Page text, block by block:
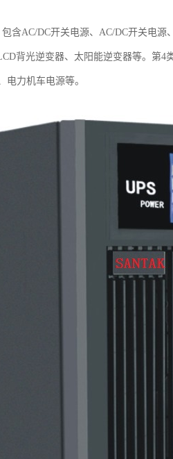
含AC/DC开关电源、AC/DC开关电源
背光逆变器、太阳能逆变器等。第
力机车电源等。